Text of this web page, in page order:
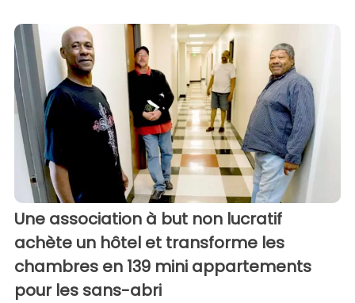
Une association à but non lucratif
achète un hôtel et transforme les
chambres en 139 mini appartements
pour les sans-abri